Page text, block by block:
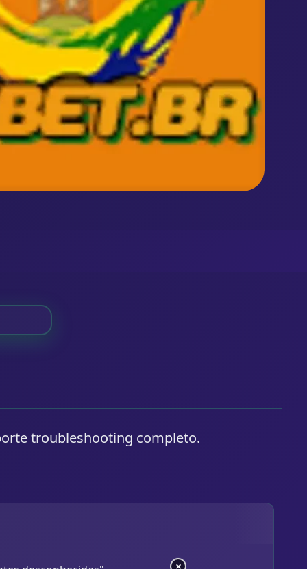
troubleshooting completo.
×